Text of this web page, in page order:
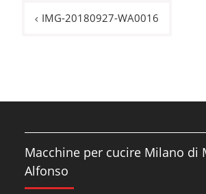
Navigazione
IMG-20180927-WA0016
Macchine per cucire Milano di
Alfonso